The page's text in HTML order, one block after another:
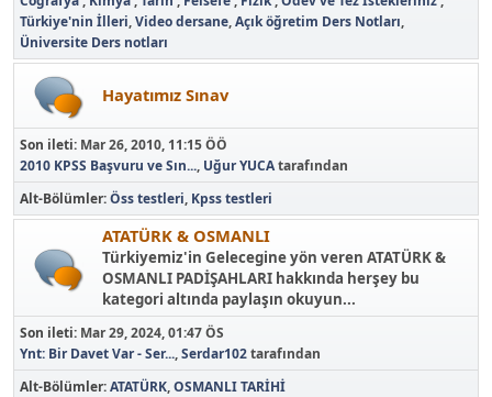
Türkiye'nin İlleri Video dersane Açık öğretim Ders Notları
Üniversite Ders notları
Hayatımız Sınav
Son ileti: Mar 26, 2010, 11:15 ÖÖ
2010 KPSS Başvuru ve Sın..., Uğur YUCAtarafından
Alt-Bölümler Öss testleri Kpss testleri
ATATÜRK & OSMANLI
Türkiyemiz'in Gelecegine yön veren ATATÜRK &
OSMANLI PADİŞAHLARI hakkında herşey bu
kategori altında paylaşın okuyun...
Son ileti: Mar 29, 2024, 01:47 ÖS
Ynt: Bir Davet Var - Ser...,Serdar102tarafından
Alt-Bölümler ATATÜRK OSMANLI TARİHİ